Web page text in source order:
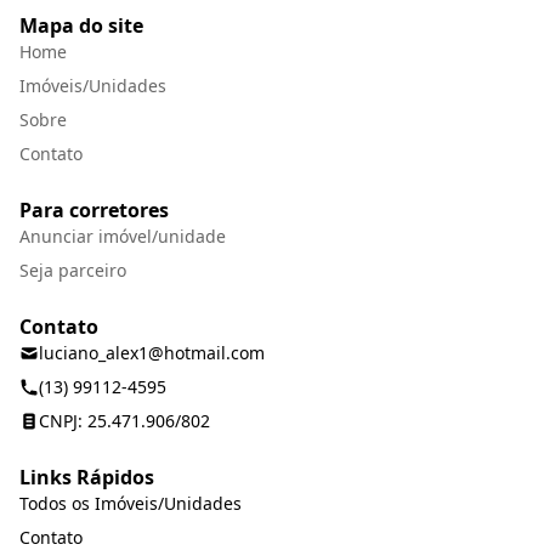
Mapa do site
Home
Imóveis/Unidades
Sobre
Contato
Para corretores
Anunciar imóvel/unidade
Seja parceiro
Contato
luciano_alex1@hotmail.com
(13) 99112-4595
CNPJ: 25.471.906/802
Links Rápidos
Todos os Imóveis/Unidades
Contato